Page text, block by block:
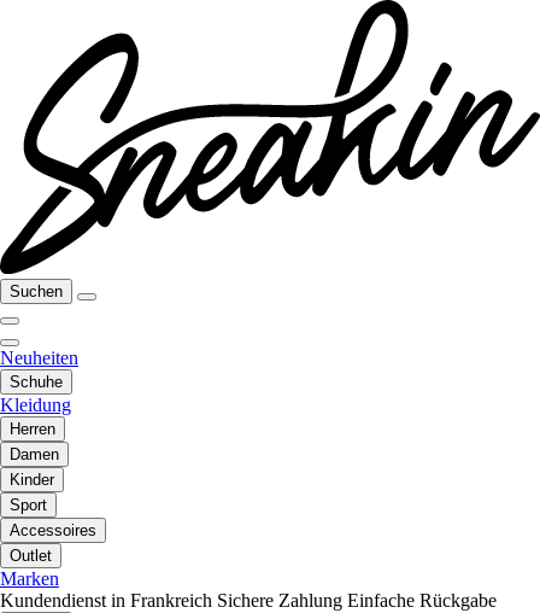
Suchen
Neuheiten
Schuhe
Kleidung
Herren
Damen
Kinder
Sport
Accessoires
Outlet
Marken
Kundendienst in Frankreich Sichere Zahlung Einfache Rückgabe